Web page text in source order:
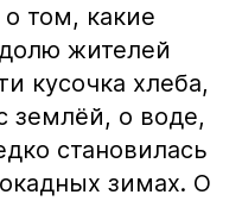
о том, какие
жителей
кусочка хлеба,
землёй, о воде,
становилась
зимах. О